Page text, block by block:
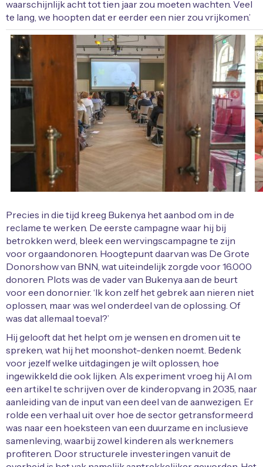
waarschijnlijk acht tot tien jaar zou moeten wachten. Veel
te lang, we hoopten dat er eerder een nier zou vrijkomen.’
Precies in die tijd kreeg Bukenya het aanbod om in de
reclame te werken. De eerste campagne waar hij bij
betrokken werd, bleek een wervingscampagne te zijn
voor orgaandonoren. Hoogtepunt daarvan was De Grote
Donorshow van BNN, wat uiteindelijk zorgde voor 16.000
donoren. Plots was de vader van Bukenya aan de beurt
voor een donornier. ‘Ik kon zelf het gebrek aan nieren niet
oplossen, maar was wel onderdeel van de oplossing. Of
was dat allemaal toeval?’
Hij gelooft dat het helpt om je wensen en dromen uit te
spreken, wat hij het moonshot-denken noemt. Bedenk
voor jezelf welke uitdagingen je wilt oplossen, hoe
ingewikkeld die ook lijken. Als experiment vroeg hij AI om
een artikel te schrijven over de kinderopvang in 2035, naar
aanleiding van de input van een deel van de aanwezigen. Er
rolde een verhaal uit over hoe de sector getransformeerd
was naar een hoeksteen van een duurzame en inclusieve
samenleving, waarbij zowel kinderen als werknemers
profiteren. Door structurele investeringen vanuit de